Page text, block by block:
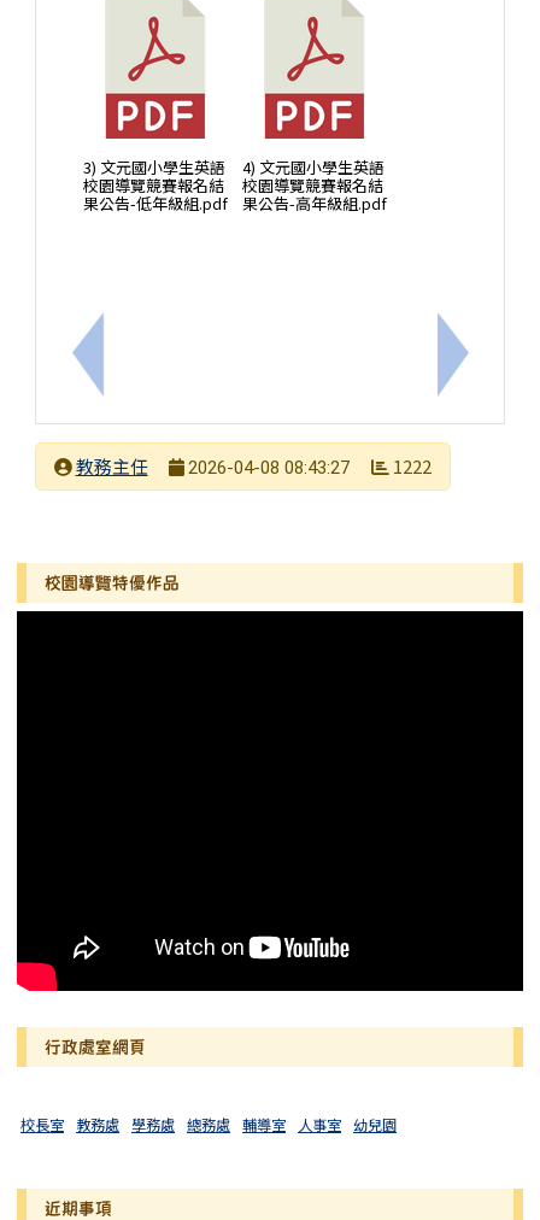
上一筆：轉知臺師大辦理英語自主檢測系統114學年
3) 文元國小學生英語
校園導覽競賽報名結
果公告-低年級組.pdf
4) 文元國小學生英語
校園導覽競賽報名結
果公告-高年級組.pdf
下一筆：
發布者教務主任
2026-04-08 08:43:27 1222
左邊區域內容
校園導覽特優作品
行政處室網頁
校長室 教務處 學務處 總務處 輔導室 人事室 幼兒園
近期事項